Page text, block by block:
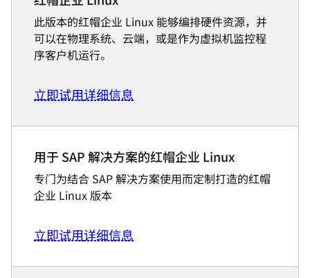
此版本的红帽企业 Linux 能够编排硬件资源，并
可以在物理系统、云端，或是作为虚拟机监控程
序客户机运行。
立即试用详细信息
用于 SAP 解决方案的红帽企业 Linux
专门为结合 SAP 解决方案使用而定制打造的红帽
企业 Linux 版本
立即试用详细信息